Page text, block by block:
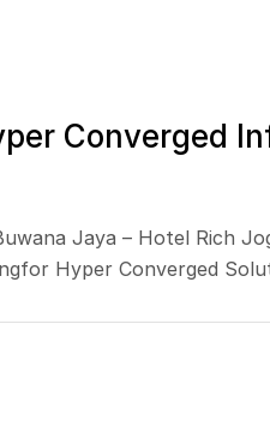
Converged
Jaya – Hotel Rich
Hyper Converged